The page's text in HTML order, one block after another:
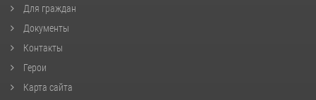
Для граждан
Документы
Контакты
Герои
Карта сайта